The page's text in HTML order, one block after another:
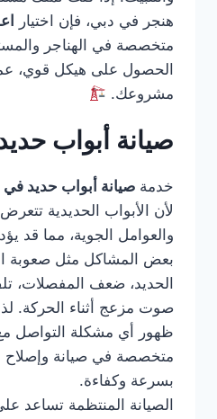
هنجر في دبي، فإن اختيار
متخصصة في الهناجر
الحصول على هيكل قوي،
مشروعك.
صيانة أبواب
خدمة صيانة أبواب حديد
لأن الأبواب الحديدية
والعوامل الجوية، مما قد
بعض المشاكل مثل صعوبة
الحديد، ضعف المفصلات،
صوت مزعج أثناء الحركة.
ظهور أي مشكلة التواصل
متخصصة في صيانة وإصلاح
بسرعة وكفاءة.
الصيانة المنتظمة تساعد